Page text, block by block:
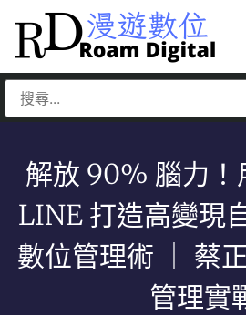
解放 90% 腦力！
LINE 打造高變現
數位管理術 ｜ 蔡
管理實